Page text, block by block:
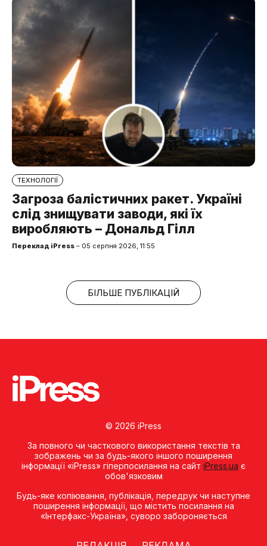
ТЕХНОЛОГІЇ
Загроза балістичних ракет. Україні
слід знищувати заводи, які їх
виробляють – Дональд Гілл
Переклад iPress – 05 серпня 2026, 11:55
БІЛЬШЕ ПУБЛІКАЦІЙ
© 2026 iPress
За повного чи часткового використання текстів та
зображень чи за будь-якого іншого поширення
інформації «iPress» гіперпосилання на сайт iPress.ua є
обов'язковим
Будь-яке копiювання, публiкацiя, передрук чи наступне
поширення iнформацiї, що мiстить посилання на
«Iнтерфакс-Україна», суворо забороняється